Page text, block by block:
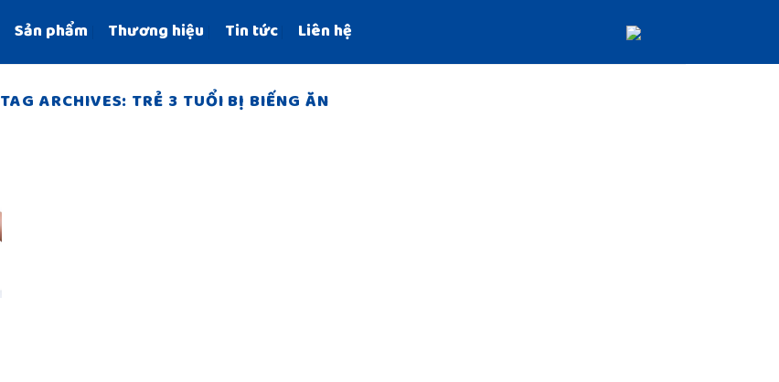
Sản phẩm Thương hiệu Tin tức Liên hệ
TAG ARCHIVES: TRẺ 3 TUỔI BỊ BIẾNG ĂN